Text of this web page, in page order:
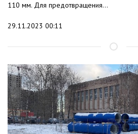
110 мм. Для предотвращения...
29.11.2023 00:11